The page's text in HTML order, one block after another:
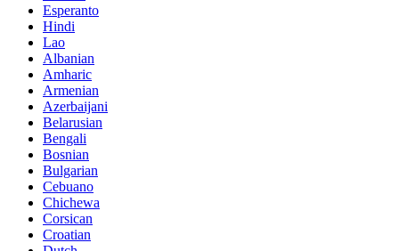
Esperanto
Hindi
Lao
Albanian
Amharic
Armenian
Azerbaijani
Belarusian
Bengali
Bosnian
Bulgarian
Cebuano
Chichewa
Corsican
Croatian